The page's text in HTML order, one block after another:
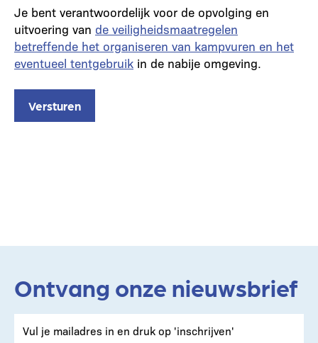
Je bent verantwoordelijk voor de opvolging en
uitvoering van de veiligheidsmaatregelen
betreffende het organiseren van kampvuren en het
eventueel tentgebruik in de nabije omgeving.
Ontvang onze nieuwsbrief